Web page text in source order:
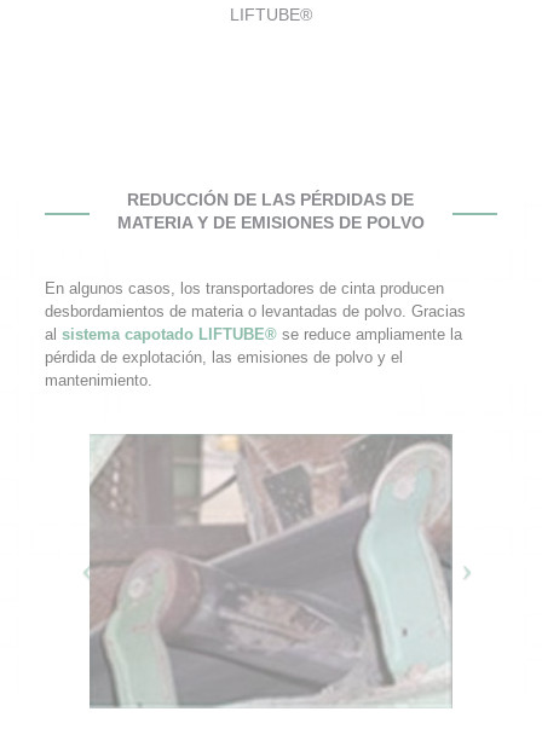
LIFTUBE®
REDUCCIÓN DE LAS PÉRDIDAS DE
MATERIA Y DE EMISIONES DE POLVO
En algunos casos, los transportadores de cinta producen
desbordamientos de materia o levantadas de polvo. Gracias
al sistema capotado LIFTUBE®se reduce ampliamente la
pérdida de explotación, las emisiones de polvo y el
mantenimiento.